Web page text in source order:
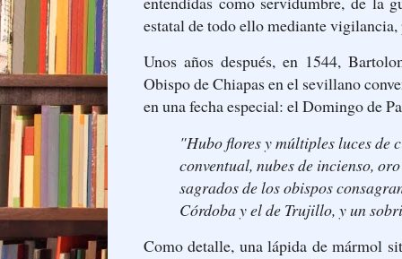
estatal de todo ello mediante
Unos años después, en 1544,
Obispo de Chiapas en el sevillano
en una fecha especial: el Domingo de
"Hubo flores y múltiples luces de
conventual, nubes de incienso,
sagrados de los obispos
Córdoba y el de Trujillo, y un
Como detalle, una lápida de mármol